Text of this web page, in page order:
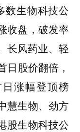
数生物科技公
收盘，破发率
长风药业、轻
日股价翻倍，
涨幅登顶榜
慧生物、劲方
股生物科技公